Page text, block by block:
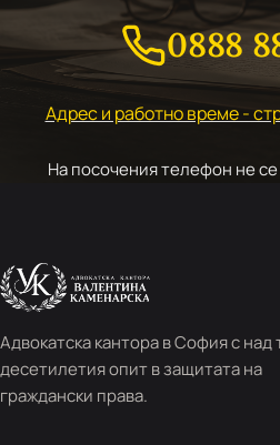
0888
Адрес и работно време -
На посочения телефон не
Адвокатска кантора в София с над
десетилетия опит в защитата на
граждански права.